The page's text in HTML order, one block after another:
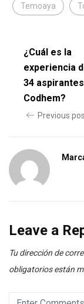
Temoaya
¿Cuál es la
experiencia
34
Codhem?
Previous
Leave a
Tu dirección de
obligatorios están